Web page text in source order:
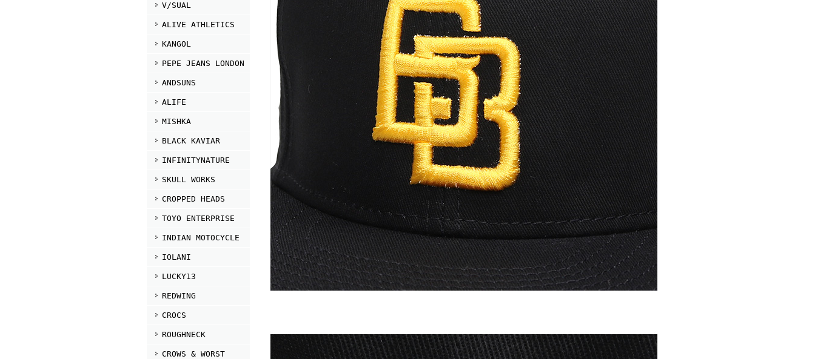
V/SUAL
ALIVE ATHLETICS
KANGOL
PEPE JEANS LONDON
ANDSUNS
ALIFE
MISHKA
BLACK KAVIAR
INFINITYNATURE
SKULL WORKS
CROPPED HEADS
TOYO ENTERPRISE
INDIAN MOTOCYCLE
IOLANI
LUCKY13
REDWING
CROCS
ROUGHNECK
CROWS & WORST